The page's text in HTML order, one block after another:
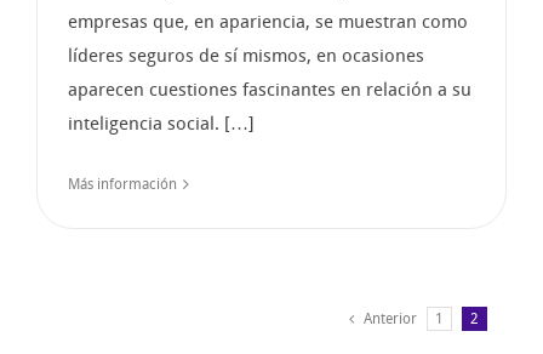
empresas que, en apariencia, se muestran como
líderes seguros de sí mismos, en ocasiones
aparecen cuestiones fascinantes en relación a su
inteligencia social. […]
Más información
Anterior 1 2